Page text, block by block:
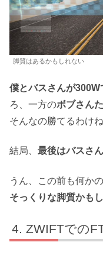
脚質はあるかもしれない
僕とバスさんが
ろ、一方のボブさん
そんなの勝てるわけ
結局、 最後はバスさ
うん、この前も何か
そっくりな脚質かも
ZWIFTでの